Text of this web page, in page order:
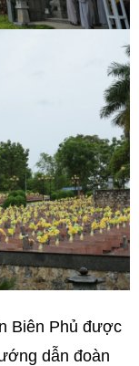
Biên Phủ được
dẫn đoàn